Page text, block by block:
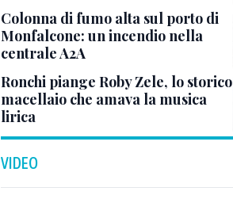
Colonna di fumo alta sul porto di
Monfalcone: un incendio nella
centrale A2A
Ronchi piange Roby Zele, lo storico
macellaio che amava la musica
lirica
VIDEO